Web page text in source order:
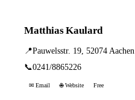
Matthias Kaulard
📍Pauwelsstr. 19, 52074 Aachen
📞0241/8865226
✉ Email 🌐 Website Free